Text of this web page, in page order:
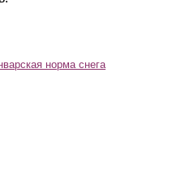
норма снега